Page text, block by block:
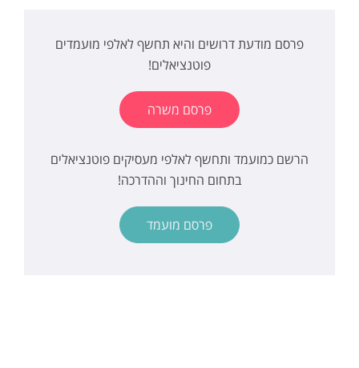
פרסם מודעת דרושים והיא תחשף לאלפי מועמדים
פוטנציאלים!
פרסם משרה
הרשם כמועמד ותחשף לאלפי מעסיקים פוטנציאלים
בתחום החינוך וההדרכה!
פרסם מועמד